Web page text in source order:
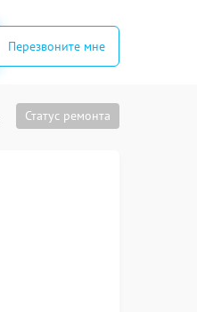
Перезвоните мне
Статус ремонта